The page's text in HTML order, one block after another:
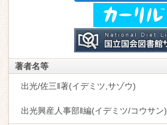
著者名等
出光/佐三‖著(イデミツ,サゾウ)
出光興産人事部‖編(イデミツ/コウサン)